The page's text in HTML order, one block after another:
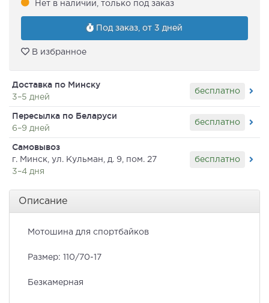
Нет в наличии, только под заказ
Под заказ, от 3 дней
В избранное
Доставка по Минску
3–5 дней
бесплатно
Пересылка по Беларуси
6–9 дней
бесплатно
Самовывоз
г. Минск, ул. Кульман, д. 9, пом. 27
3–4 дня
бесплатно
Описание
Мотошина для спортбайков
Размер: 110/70-17
Безкамерная